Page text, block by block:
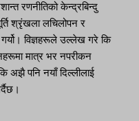
रणनीतिको केन्द्रबिन्दु
श्रृंखला लचिलोपन र
गर्यो। विज्ञहरूले उल्लेख गरे कि
मात्र भर नपरीकन
अझै पनि नयाँ दिल्लीलाई